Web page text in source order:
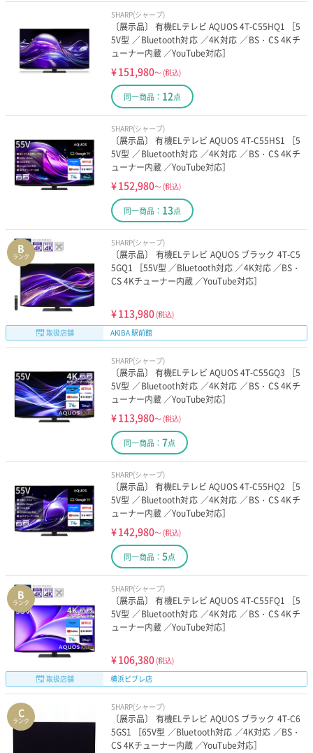
SHARP(シャープ)
〔展示品〕 有機ELテレビ AQUOS 4T-C55HQ1 ［5
5V型 ／Bluetooth対応 ／4K対応 ／BS・CS 4Kチ
ューナー内蔵 ／YouTube対応］
¥151,980～ (税込)
同一商品： 12点
SHARP(シャープ)
〔展示品〕 有機ELテレビ AQUOS 4T-C55HS1 ［5
5V型 ／Bluetooth対応 ／4K対応 ／BS・CS 4Kチ
ューナー内蔵 ／YouTube対応］
¥152,980～ (税込)
同一商品： 13点
B
ランク
SHARP(シャープ)
〔展示品〕 有機ELテレビ AQUOS ブラック 4T-C5
5GQ1 ［55V型 ／Bluetooth対応 ／4K対応 ／BS・
CS 4Kチューナー内蔵 ／YouTube対応］
¥113,980 (税込)
取扱店舗
AKIBA 駅前館
SHARP(シャープ)
〔展示品〕 有機ELテレビ AQUOS 4T-C55GQ3 ［5
5V型 ／Bluetooth対応 ／4K対応 ／BS・CS 4Kチ
ューナー内蔵 ／YouTube対応］
¥113,980～ (税込)
同一商品： 7点
SHARP(シャープ)
〔展示品〕 有機ELテレビ AQUOS 4T-C55HQ2 ［5
5V型 ／Bluetooth対応 ／4K対応 ／BS・CS 4Kチ
ューナー内蔵 ／YouTube対応］
¥142,980～ (税込)
同一商品： 5点
B
ランク
SHARP(シャープ)
〔展示品〕 有機ELテレビ AQUOS 4T-C55FQ1 ［5
5V型 ／Bluetooth対応 ／4K対応 ／BS・CS 4Kチ
ューナー内蔵 ／YouTube対応］
¥106,380 (税込)
取扱店舗
横浜ビブレ店
C
ランク
SHARP(シャープ)
〔展示品〕 有機ELテレビ AQUOS ブラック 4T-C6
5GS1 ［65V型 ／Bluetooth対応 ／4K対応 ／BS・
CS 4Kチューナー内蔵 ／YouTube対応］